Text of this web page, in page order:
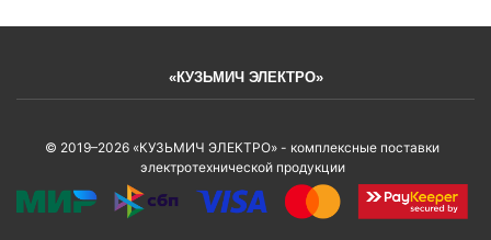
«КУЗЬМИЧ ЭЛЕКТРО»
© 2019–2026 «КУЗЬМИЧ ЭЛЕКТРО» - комплексные поставки
электротехнической продукции